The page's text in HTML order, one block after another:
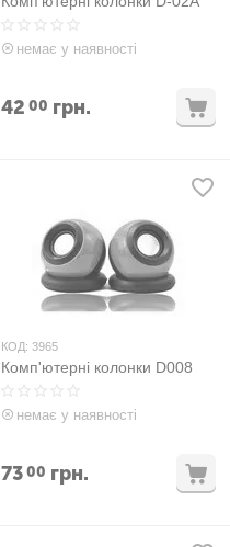
немає у наявності
42 00 грн.
КОД: 3965
Комп'ютерні колонки D008
немає у наявності
7300 грн.